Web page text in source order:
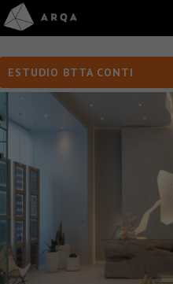
ESTUDIO BTTA CONTI